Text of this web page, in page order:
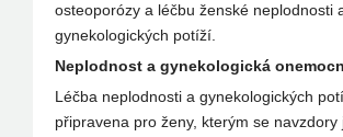
osteoporózy a léčbu ženské neplodnosti
gynekologických potíží.
Neplodnost a gynekologická
Léčba neplodnosti a gynekologických
připravena pro ženy, kterým se navzdory